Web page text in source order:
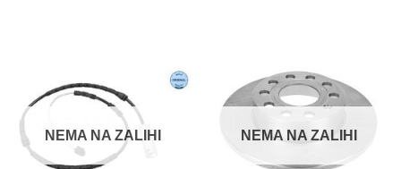
NEMA NA ZALIHI NEMA NA ZALIHI